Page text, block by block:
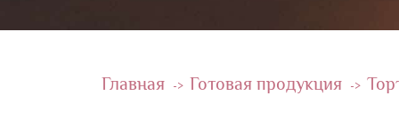
Главная -> Готовая продукция ->